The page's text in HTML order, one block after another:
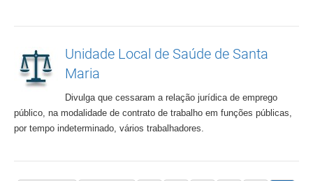
Unidade Local de Saúde de Santa
Maria
Divulga que cessaram a relação jurídica de emprego
público, na modalidade de contrato de trabalho em funções públicas,
por tempo indeterminado, vários trabalhadores.